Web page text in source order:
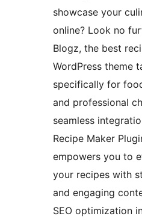
showcase your
online? Look no
Blogz, the best
WordPress theme
specifically for
and professional
seamless
Recipe Maker
empowers you to
your recipes with
and engaging
SEO optimization